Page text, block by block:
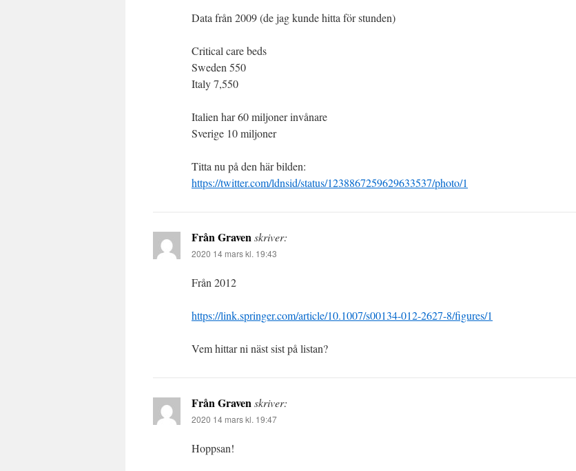
Data från 2009 (de jag kunde hitta för stunden)
Critical care beds
Sweden 550
Italy 7,550
Italien har 60 miljoner invånare
Sverige 10 miljoner
Titta nu på den här bilden:
https://twitter.com/ldnsid/status/1238867259629633537/photo/1
Från Gravenskriver:
2020 14 mars kl. 19:43
Från 2012
https://link.springer.com/article/10.1007/s00134-012-2627-8/figures/1
Vem hittar ni näst sist på listan?
Från Gravenskriver:
2020 14 mars kl. 19:47
Hoppsan!